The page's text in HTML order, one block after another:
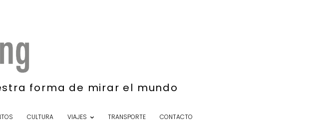
forma de mirar el mundo
CULTURA VIAJES TRANSPORTE CONTACTO